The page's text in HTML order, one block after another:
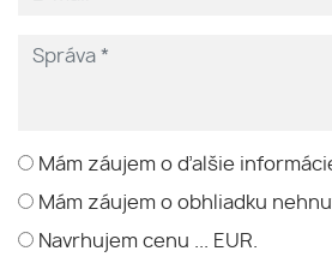
Mám záujem o ďalšie
Mám záujem o obhliadku
Navrhujem cenu ... EUR.